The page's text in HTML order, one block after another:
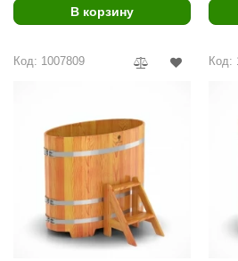
В корзину
Код: 1007809 Код: